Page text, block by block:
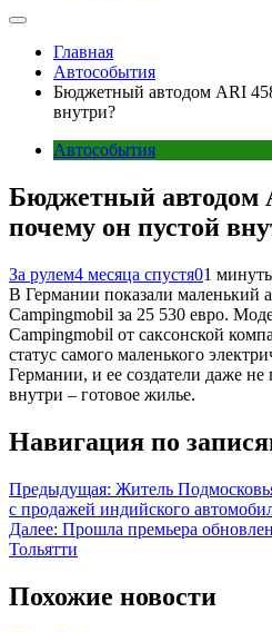
Главная
Автособытия
Бюджетный автодом ARI
внутри?
Автособытия
Бюджетный автодом
почему он пустой
За рулем4 месяца спустя01
В Германии показали маленький
Campingmobil за 25 530 евро.
Campingmobil от саксонской
статус самого маленького
Германии, и ее создатели даже
внутри – готовое жилье.
Навигация по
Предыдущая: Житель
с продажей индийского
Далее: Прошла премьера
Тольятти
Похожие новости